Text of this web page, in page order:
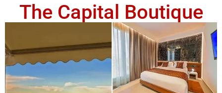
The Capital Boutique